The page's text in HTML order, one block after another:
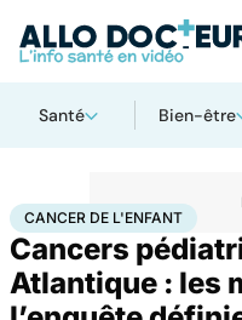
Santé Bien-être
AccueilSanté MaladiesCancer
CANCER DE L'ENFANT
Cancers
Atlantique : les